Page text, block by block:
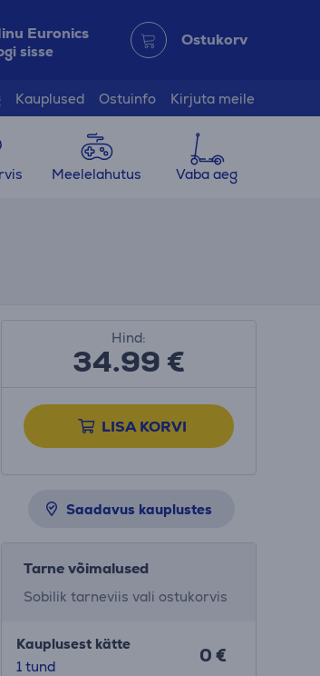
Euronics
sisse
Ostukorv
Kauplused Ostuinfo Kirjuta meile
Meelelahutus Vaba aeg
Hind:
34.99€
LISA KORVI
Saadavus kauplustes
Tarne võimalused
Sobilik tarneviis vali ostukorvis
Kauplusest kätte
1 tund
0 €